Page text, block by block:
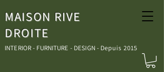
MAISON RIVE
DROITE
INTERIOR - FURNITURE - DESIGN - Depuis 2015